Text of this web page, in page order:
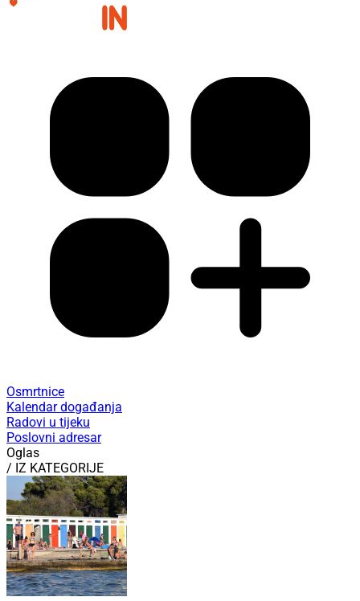
Osmrtnice
Kalendar događanja
Radovi u tijeku
Poslovni adresar
Oglas
/ IZ KATEGORIJE